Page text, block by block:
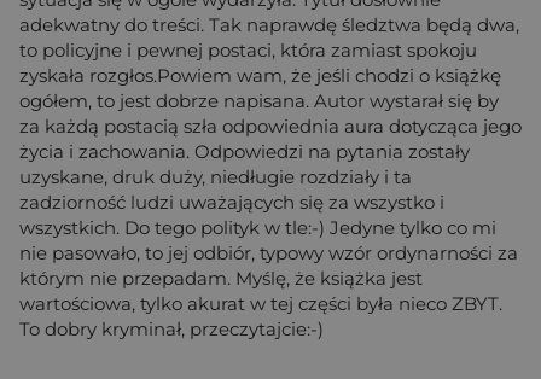
adekwatny do treści. Tak naprawdę śledztwa będą dwa,
to policyjne i pewnej postaci, która zamiast spokoju
zyskała rozgłos.Powiem wam, że jeśli chodzi o książkę
ogółem, to jest dobrze napisana. Autor wystarał się by
za każdą postacią szła odpowiednia aura dotycząca jego
życia i zachowania. Odpowiedzi na pytania zostały
uzyskane, druk duży, niedługie rozdziały i ta
zadziorność ludzi uważających się za wszystko i
wszystkich. Do tego polityk w tle:-) Jedyne tylko co mi
nie pasowało, to jej odbiór, typowy wzór ordynarności za
którym nie przepadam. Myślę, że książka jest
wartościowa, tylko akurat w tej części była nieco ZBYT.
To dobry kryminał, przeczytajcie:-)